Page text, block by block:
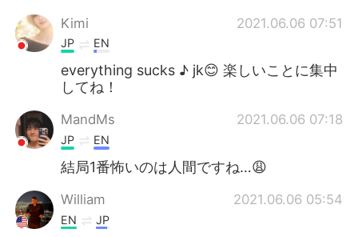
Türkçe
Português
Kimi 2021.06.06 07:51
JP EN
everything sucks ♪ jk😊 楽しいことに集中
してね！
MandMs 2021.06.06 07:18
JP EN
結局1番怖いのは人間ですね…😩
William 2021.06.06 05:54
EN JP